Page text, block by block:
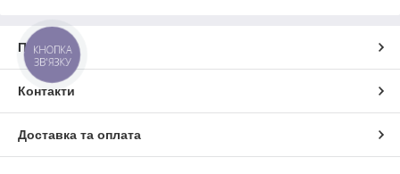
Про нас
Контакти
Доставка та оплата
КНОПКА
ЗВ'ЯЗКУ